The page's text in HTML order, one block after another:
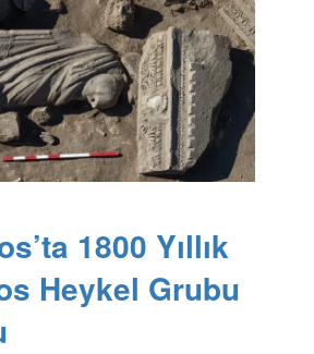
1800 Yıllık
Heykel Grubu